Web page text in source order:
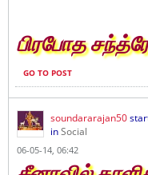
பிரபோத
GO TO POST
soundararajan50
inSocial
06-05-14, 06:42